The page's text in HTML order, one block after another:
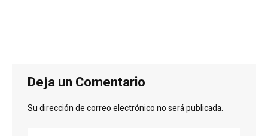
Deja un Comentario
Su dirección de correo electrónico no será publicada.